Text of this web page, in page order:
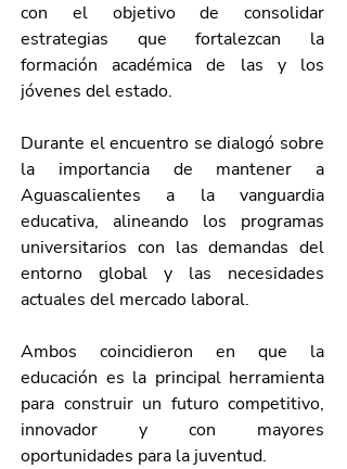
con el objetivo de consolidar
estrategias que fortalezcan la
formación académica de las y los
jóvenes del estado.
Durante el encuentro se dialogó sobre
la importancia de mantener a
Aguascalientes a la vanguardia
educativa, alineando los programas
universitarios con las demandas del
entorno global y las necesidades
actuales del mercado laboral.
Ambos coincidieron en que la
educación es la principal herramienta
para construir un futuro competitivo,
innovador y con mayores
oportunidades para la juventud.